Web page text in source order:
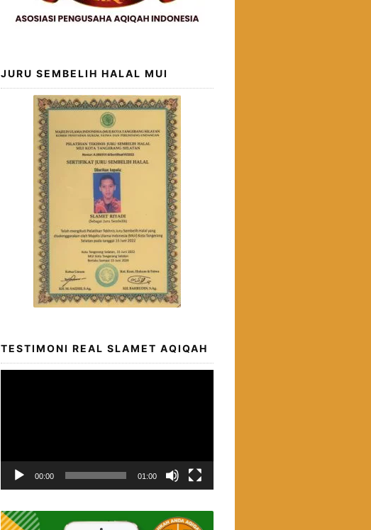
JURU SEMBELIH HALAL MUI
TESTIMONI REAL SLAMET AQIQAH
00:00 01:00